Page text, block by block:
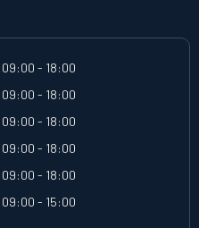
09:00 - 18:00
09:00 - 18:00
09:00 - 18:00
09:00 - 18:00
09:00 - 18:00
09:00 - 15:00